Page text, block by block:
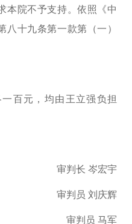
本院不予支持。依照《中
十九条第一款第（一）
百元，均由王立强负担
审判长 岑宏宇
审判员 刘庆辉
审判员 马军